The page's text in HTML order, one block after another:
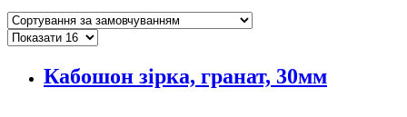
Кабошон зірка, гранат, 30мм